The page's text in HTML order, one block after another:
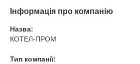
Інформація про компанію
Назва:
КОТЕЛ-ПРОМ
Тип компанії: